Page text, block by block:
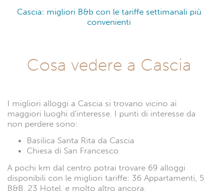
Cascia: migliori B&b con le tariffe settimanali più
convenienti
Cosa vedere a Cascia
I migliori alloggi a Cascia si trovano vicino ai
maggiori luoghi d'interesse. I punti di interesse da
non perdere sono:
Basilica Santa Rita da Cascia
Chiesa di San Francesco
A pochi km dal centro potrai trovare 69 alloggi
disponibili con le migliori tariffe: 36 Appartamenti, 5
B&B, 23 Hotel, e molto altro ancora.